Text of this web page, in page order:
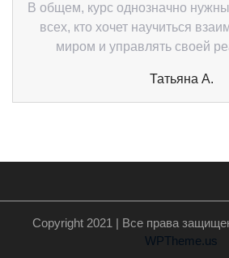
В общем, курс однозначно
всех, кто хочет научиться
миром и управлять своей
Татьяна А.
Copyright 2021 | Все права
WPTheme.us